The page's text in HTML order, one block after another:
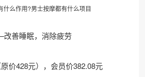
什么作用?男士按摩都有什么项目
善睡眠，消除疲劳
价428元），会员价382.08元